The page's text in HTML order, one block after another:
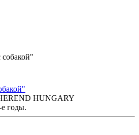
HUNGARY
годы.